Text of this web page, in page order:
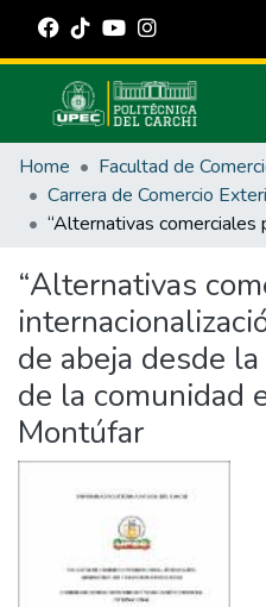
Communities & Collections
All of DSpace
Statistics
Estadísticas Externas
Manuales
Home
Carrera de Comercio
“Alternativas
de abeja desde
de la comunidad
Montúfar